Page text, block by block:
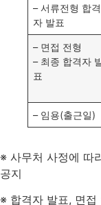
– 서류전형 합격
자 발표
– 면접 전형
– 최종 합격자
표
– 임용(출근일)
※ 사무처 사정에 따
공지
※ 합격자 발표, 면접